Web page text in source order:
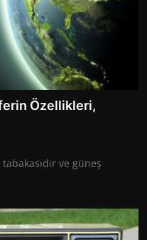
Özellikleri,
ve güneş